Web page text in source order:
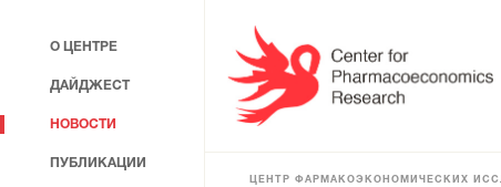
ЦЕНТР ФАРМАКОЭКОНОМИЧЕСКИХ
О ЦЕНТРЕ
ДАЙДЖЕСТ
НОВОСТИ
ПУБЛИКАЦИИ